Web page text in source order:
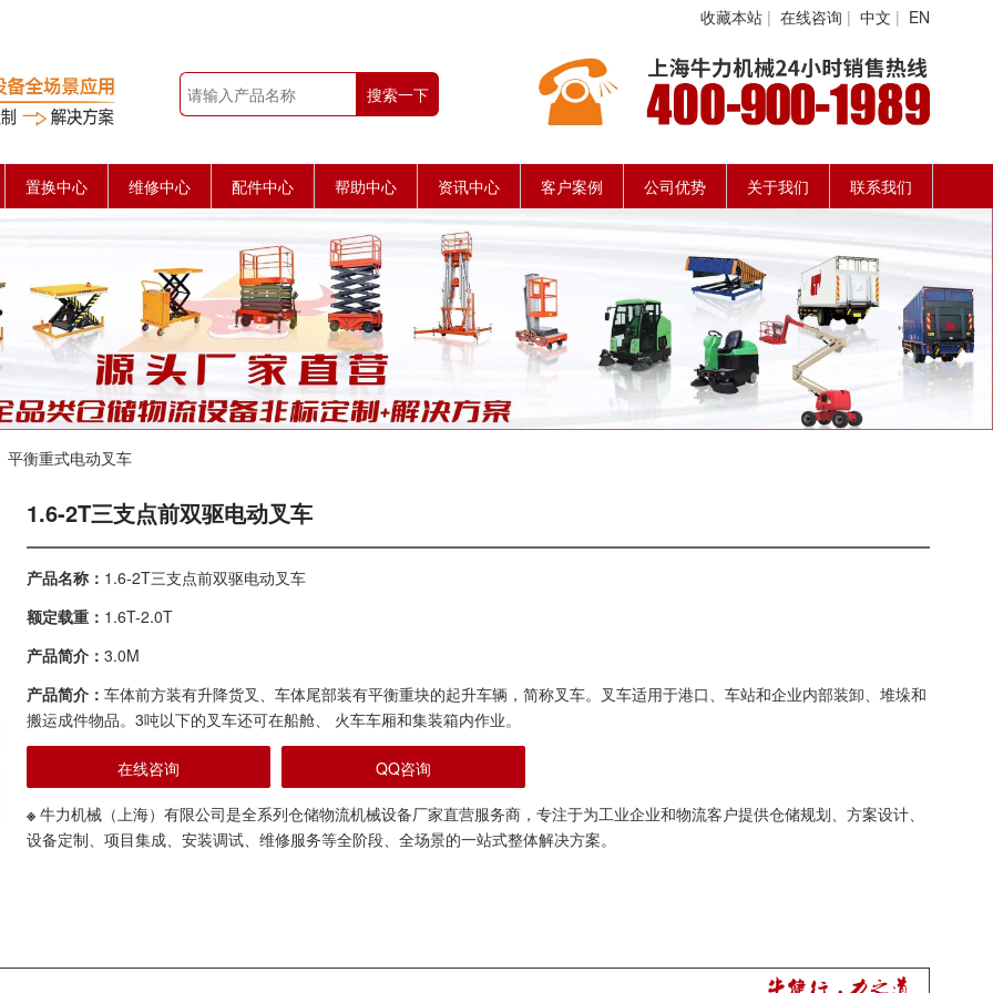
收藏本站 | 在线咨询 | 中文 | EN
搜索一下
置换中心 维修中心 配件中心 帮助中心 资讯中心 客户案例 公司优势 关于我们 联系我们
平衡重式电动叉车
1.6-2T三支点前双驱电动叉车
产品名称： 1.6-2T三支点前双驱电动叉车
额定载重： 1.6T-2.0T
产品简介： 3.0M
产品简介： 车体前方装有升降货叉、车体尾部装有平衡重块的起升车辆，简称叉车。叉车适用于港口、车站和企业内部装卸、堆垛和
搬运成件物品。3吨以下的叉车还可在船舱、 火车车厢和集装箱内作业。
在线咨询 QQ咨询
※ 牛力机械（上海）有限公司是全系列仓储物流机械设备厂家直营服务商，专注于为工业企业和物流客户提供仓储规划、方案设计、
设备定制、项目集成、安装调试、维修服务等全阶段、全场景的一站式整体解决方案。